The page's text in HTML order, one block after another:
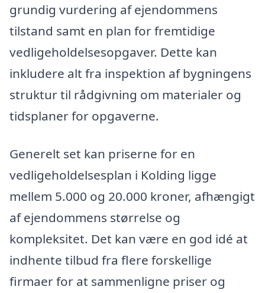
grundig vurdering af ejendommens
tilstand samt en plan for fremtidige
vedligeholdelsesopgaver. Dette kan
inkludere alt fra inspektion af bygningens
struktur til rådgivning om materialer og
tidsplaner for opgaverne.
Generelt set kan priserne for en
vedligeholdelsesplan i Kolding ligge
mellem 5.000 og 20.000 kroner, afhængigt
af ejendommens størrelse og
kompleksitet. Det kan være en god idé at
indhente tilbud fra flere forskellige
firmaer for at sammenligne priser og